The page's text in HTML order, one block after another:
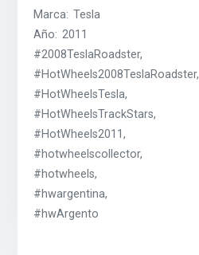
Marca: Tesla
Año: 2011
#2008TeslaRoadster,
#HotWheels2008TeslaRoadster,
#HotWheelsTesla,
#HotWheelsTrackStars,
#HotWheels2011,
#hotwheelscollector,
#hotwheels,
#hwargentina,
#hwArgento